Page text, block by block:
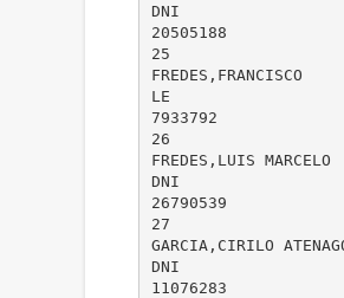
DNI
20505188
25
FREDES,FRANCISCO
LE
7933792
26
FREDES,LUIS MARCELO
DNI
26790539
27
GARCIA,CIRILO
DNI
11076283